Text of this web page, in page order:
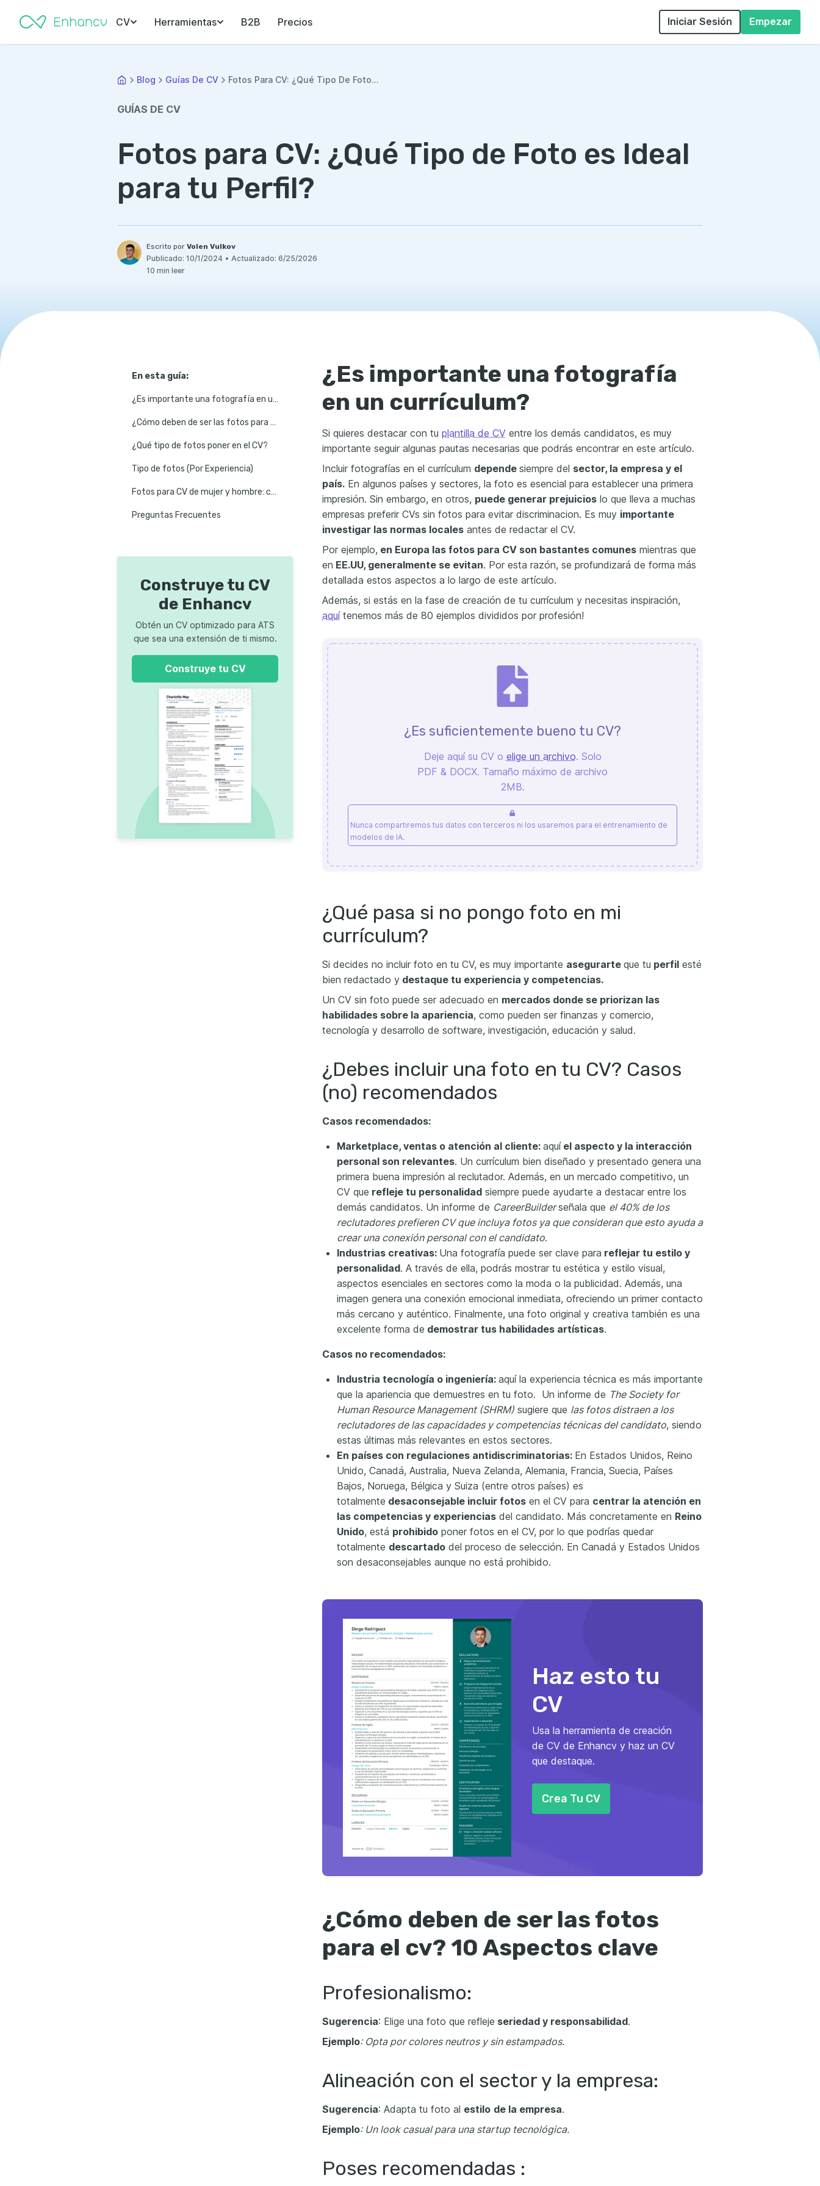
CV Herramientas B2B Precios Iniciar Sesión Empezar
Blog Guías De CV Fotos Para CV: ¿Qué Tipo De Foto...
GUÍAS DE CV
Fotos para CV: ¿Qué Tipo de Foto es Ideal
para tu Perfil?
Escrito por Volen Vulkov
Publicado: 10/1/2024 • Actualizado: 6/25/2026
10 min leer
En esta guía:
¿Es importante una fotografía en un currículum?
¿Cómo deben de ser las fotos para el cv? 10 Aspectos clave
¿Qué tipo de fotos poner en el CV?
Tipo de fotos (Por Experiencia)
Fotos para CV de mujer y hombre: consejos para prepararte a una sesión fotográfica exitosa
Preguntas Frecuentes
Construye tu CV
de Enhancv
Obtén un CV optimizado para ATS
que sea una extensión de ti mismo.
Construye tu CV
¿Es importante una fotografía
en un currículum?
Si quieres destacar con tu plantilla de CV entre los demás candidatos, es muy
importante seguir algunas pautas necesarias que podrás encontrar en este artículo.
Incluir fotografías en el currículum depende siempre del sector, la empresa y el
país. En algunos países y sectores, la foto es esencial para establecer una primera
impresión. Sin embargo, en otros, puede generar prejuicios lo que lleva a muchas
empresas preferir CVs sin fotos para evitar discriminacion. Es muy importante
investigar las normas locales antes de redactar el CV.
Por ejemplo, en Europa las fotos para CV son bastantes comunes mientras que
en EE.UU, generalmente se evitan. Por esta razón, se profundizará de forma más
detallada estos aspectos a lo largo de este artículo.
Además, si estás en la fase de creación de tu currículum y necesitas inspiración,
aquítenemos más de 80 ejemplos divididos por profesión!
¿Es suficientemente bueno tu CV?
Deje aquí su CV o elige un archivo. Solo
PDF & DOCX. Tamaño máximo de archivo
2MB.
Nunca compartiremos tus datos con terceros ni los usaremos para el entrenamiento de
modelos de IA.
¿Qué pasa si no pongo foto en mi
currículum?
Si decides no incluir foto en tu CV, es muy importante asegurarte que tu perfil esté
bien redactado y destaque tu experiencia y competencias.
Un CV sin foto puede ser adecuado en mercados donde se priorizan las
habilidades sobre la apariencia, como pueden ser finanzas y comercio,
tecnología y desarrollo de software, investigación, educación y salud.
¿Debes incluir una foto en tu CV? Casos
(no) recomendados
Casos recomendados:
Marketplace, ventas o atención al cliente: aquí el aspecto y la interacción
personal son relevantes. Un currículum bien diseñado y presentado genera una
primera buena impresión al reclutador. Además, en un mercado competitivo, un
CV que refleje tu personalidad siempre puede ayudarte a destacar entre los
demás candidatos. Un informe de CareerBuilderseñala que el 40% de los
reclutadores prefieren CV que incluya fotos ya que consideran que esto ayuda a
crear una conexión personal con el candidato.
Industrias creativas: Una fotografía puede ser clave para reflejar tu estilo y
personalidad. A través de ella, podrás mostrar tu estética y estilo visual,
aspectos esenciales en sectores como la moda o la publicidad. Además, una
imagen genera una conexión emocional inmediata, ofreciendo un primer contacto
más cercano y auténtico. Finalmente, una foto original y creativa también es una
excelente forma de demostrar tus habilidades artísticas.
Casos no recomendados:
Industria tecnología o ingeniería: aquí la experiencia técnica es más importante
que la apariencia que demuestres en tu foto. Un informe de The Society for
Human Resource Management (SHRM) sugiere que las fotos distraen a los
reclutadores de las capacidades y competencias técnicas del candidato, siendo
estas últimas más relevantes en estos sectores.
En países con regulaciones antidiscriminatorias: En Estados Unidos, Reino
Unido, Canadá, Australia, Nueva Zelanda, Alemania, Francia, Suecia, Países
Bajos, Noruega, Bélgica y Suiza (entre otros países) es
totalmente desaconsejable incluir fotos en el CV para centrar la atención en
las competencias y experiencias del candidato. Más concretamente en Reino
Unido, está prohibido poner fotos en el CV, por lo que podrías quedar
totalmente descartado del proceso de selección. En Canadá y Estados Unidos
son desaconsejables aunque no está prohibido.
Haz esto tu
CV
Usa la herramienta de creación
de CV de Enhancv y haz un CV
que destaque.
Crea Tu CV
¿Cómo deben de ser las fotos
para el cv? 10 Aspectos clave
Profesionalismo:
Sugerencia: Elige una foto que refleje seriedad y responsabilidad.
Ejemplo: Opta por colores neutros y sin estampados.
Alineación con el sector y la empresa:
Sugerencia: Adapta tu foto al estilo de la empresa.
Ejemplo: Un look casual para una startup tecnológica.
Poses recomendadas :